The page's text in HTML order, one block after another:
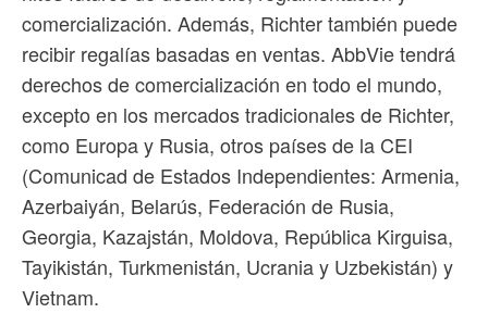
comercialización. Además, Richter también puede
recibir regalías basadas en ventas. AbbVie tendrá
derechos de comercialización en todo el mundo,
excepto en los mercados tradicionales de Richter,
como Europa y Rusia, otros países de la CEI
(Comunicad de Estados Independientes: Armenia,
Azerbaiyán, Belarús, Federación de Rusia,
Georgia, Kazajstán, Moldova, República Kirguisa,
Tayikistán, Turkmenistán, Ucrania y Uzbekistán) y
Vietnam.